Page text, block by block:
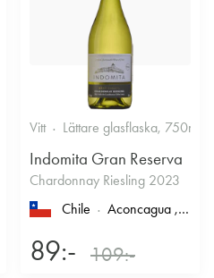
12% Friskt & Fruktigt
Vitt Lättare glasflaska, 750ml
Indomita Gran Reserva
Chardonnay Riesling 2023
Chile
Aconcagua , Casablanca
89:- 109:-